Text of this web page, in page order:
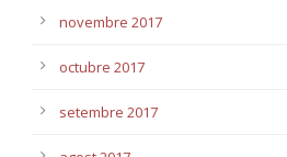
novembre 2017
octubre 2017
setembre 2017